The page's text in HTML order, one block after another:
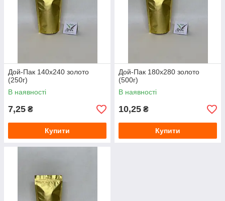
Дой-Пак 140х240 золото
(250г)
В наявності
7,25 ₴
Купити
Дой-Пак 180х280 золото
(500г)
В наявності
10,25 ₴
Купити